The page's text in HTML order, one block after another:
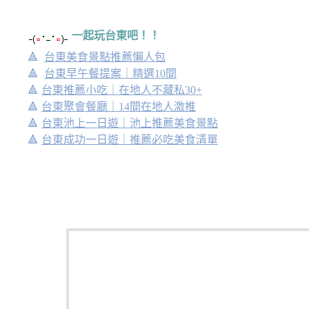
一起玩台東吧！！
🔺
台東美食景點推薦懶人包
🔺
台東早午餐提案｜精選10間
🔺 台東推薦小吃｜在地人不藏私30+
🔺 台東聚會餐廳｜14間在地人激推
🔺 台東池上一日遊｜池上推薦美食景點
🔺 台東成功一日遊｜推薦必吃美食清單